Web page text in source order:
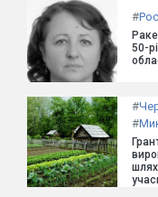
#
50-
#
#